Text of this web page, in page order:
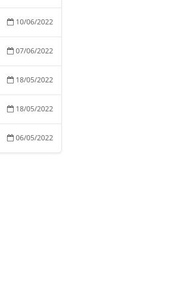
10/06/2022
07/06/2022
18/05/2022
18/05/2022
06/05/2022